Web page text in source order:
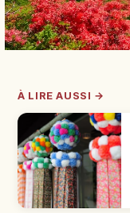
À LIRE AUSSI →